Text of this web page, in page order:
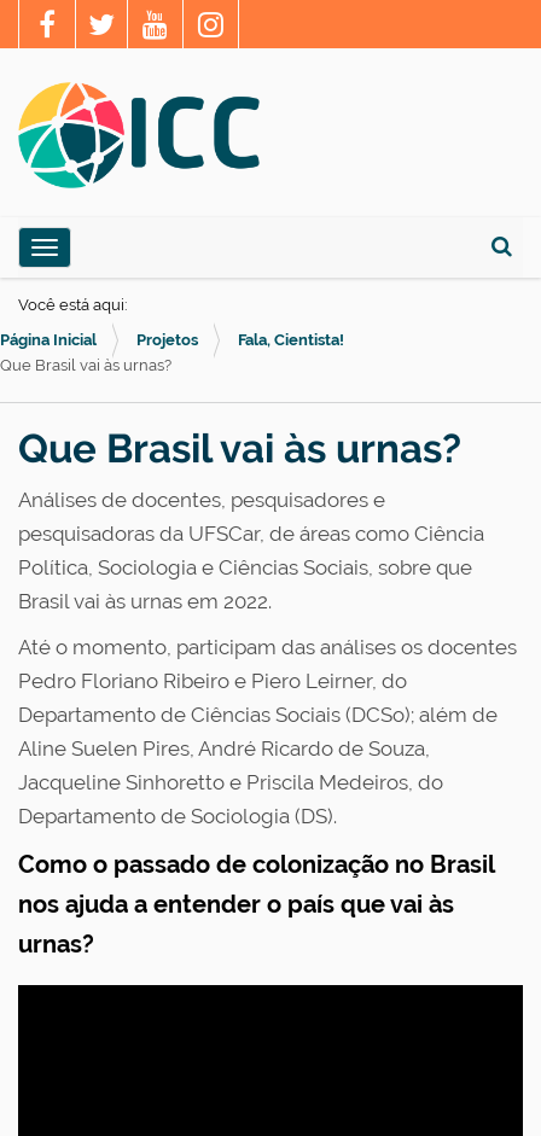
Busca
e
g
a
Toggle navigation
Você está aqui:
Página Inicial
Projetos
Fala, Cientista!
Que Brasil vai às urnas?
Que Brasil vai às urnas?
Análises de docentes, pesquisadores e
pesquisadoras da UFSCar, de áreas como Ciência
Política, Sociologia e Ciências Sociais, sobre que
Brasil vai às urnas em 2022.
Até o momento, participam das análises os docentes
Pedro Floriano Ribeiro e Piero Leirner, do
Departamento de Ciências Sociais (DCSo); além de
Aline Suelen Pires, André Ricardo de Souza,
Jacqueline Sinhoretto e Priscila Medeiros, do
Departamento de Sociologia (DS).
Como o passado de colonização no Brasil
nos ajuda a entender o país que vai às
urnas?